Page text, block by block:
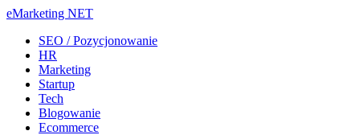
eMarketing NET
SEO / Pozycjonowanie
HR
Marketing
Startup
Tech
Blogowanie
Ecommerce